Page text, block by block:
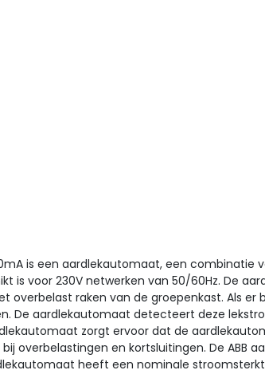
is een aardlekautomaat, een
is voor 230V netwerken van 50/60Hz. De
raken van de groepenkast. Als
De aardlekautomaat detecteert deze
zorgt ervoor dat de
overbelastingen en kortsluitingen. De ABB
heeft een nominale